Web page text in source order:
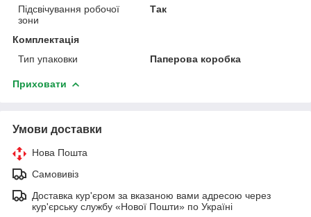
Підсвічування робочої
зони
Так
Комплектація
Тип упаковки
Паперова коробка
Приховати
Умови доставки
Нова Пошта
Самовивіз
Доставка кур'єром за вказаною вами адресою через
кур'єрську службу «Нової Пошти» по Україні